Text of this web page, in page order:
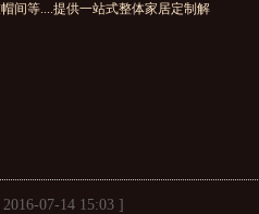
间等....提供一站式整体家居定制解
2016-07-14 15:03 ]